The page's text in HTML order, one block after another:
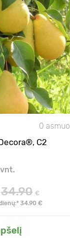
0 asmuo
C2
34.90 €
34.90 €